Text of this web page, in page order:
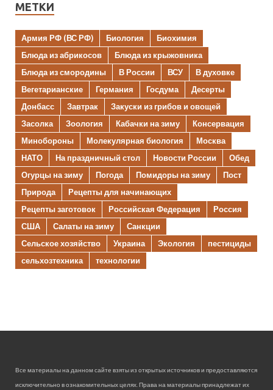
МЕТКИ
Армия РФ (ВС РФ) Биология
Биохимия
Блюда из абрикосов
Блюда из крыжовника
Блюда из смородины
В России ВСУ
В духовке
Вегетарианские
Германия Госдума
Десерты
Донбасс
Завтрак
Закуски из грибов и овощей
Засолка
Зоология Кабачки на зиму
Консервация
Минобороны
Молекулярная биология
Москва
НАТО
На праздничный стол Новости России
Обед
Огурцы на зиму
Погода Помидоры на зиму
Пост
Природа
Рецепты для начинающих
Рецепты заготовок
Российская Федерация
Россия
США
Салаты на зиму
Санкции
Сельское хозяйство
Украина Экология
пестициды
сельхозтехника
технологии
Все материалы на данном сайте взяты из открытых источников и предоставляются
исключительно в ознакомительных целях. Права на материалы принадлежат их